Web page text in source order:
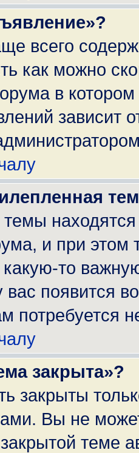
всего
как можно
в
зависит
и при этом
какую-то
вас появится
потребуется
закрыта»?
закрыты
Вы не
теме